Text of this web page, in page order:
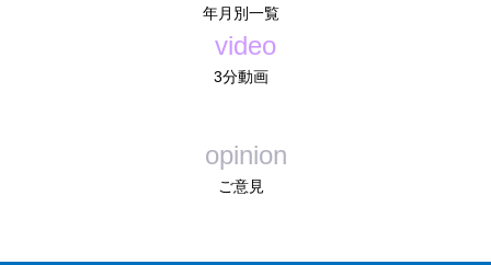
年月別一覧
video
3分動画
opinion
ご意見